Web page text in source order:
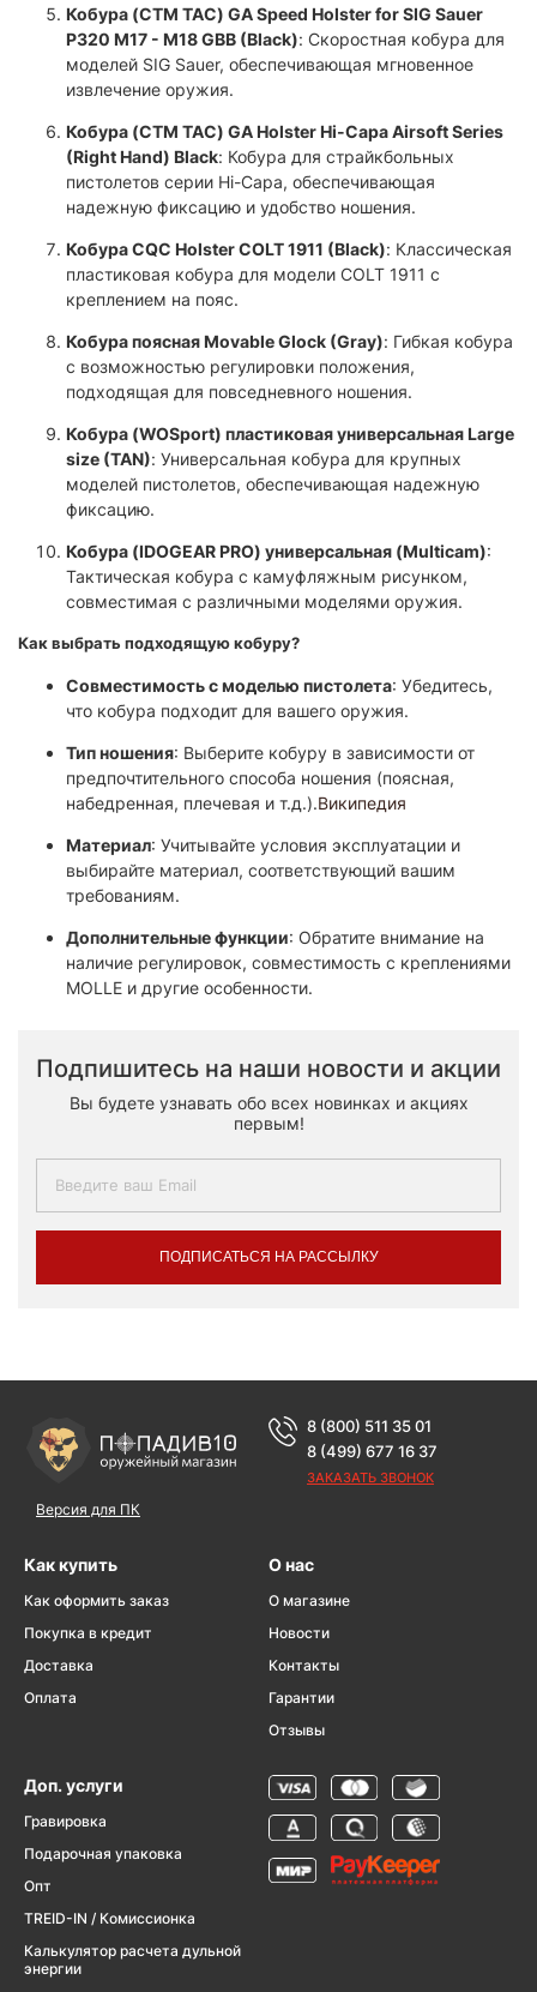
Кобура (CTM TAC) GA Speed Holster for SIG Sauer
P320 M17 - M18 GBB (Black): Скоростная кобура для
моделей SIG Sauer, обеспечивающая мгновенное
извлечение оружия.
Кобура (CTM TAC) GA Holster Hi-Capa Airsoft Series
(Right Hand) Black: Кобура для страйкбольных
пистолетов серии Hi-Capa, обеспечивающая
надежную фиксацию и удобство ношения.
Кобура CQC Holster COLT 1911 (Black): Классическая
пластиковая кобура для модели COLT 1911 с
креплением на пояс.
Кобура поясная Movable Glock (Gray): Гибкая кобура
с возможностью регулировки положения,
подходящая для повседневного ношения.
Кобура (WOSport) пластиковая универсальная Large
size (TAN): Универсальная кобура для крупных
моделей пистолетов, обеспечивающая надежную
фиксацию.
Кобура (IDOGEAR PRO) универсальная (Multicam):
Тактическая кобура с камуфляжным рисунком,
совместимая с различными моделями оружия.
Как выбрать подходящую кобуру?
Совместимость с моделью пистолета: Убедитесь,
что кобура подходит для вашего оружия.
Тип ношения: Выберите кобуру в зависимости от
предпочтительного способа ношения (поясная,
набедренная, плечeвая и т.д.).Википедия
Материал: Учитывайте условия эксплуатации и
выбирайте материал, соответствующий вашим
требованиям.
Дополнительные функции: Обратите внимание на
наличие регулировок, совместимость с креплениями
MOLLE и другие особенности.
Подпишитесь на наши новости и акции
Вы будете узнавать обо всех новинках и акциях
первым!
ПОДПИСАТЬСЯ НА РАССЫЛКУ
Версия для ПК
8 (800) 511 35 01
8 (499) 677 16 37
ЗАКАЗАТЬ ЗВОНОК
Как купить
Как оформить заказ
Покупка в кредит
Доставка
Оплата
О нас
О магазине
Новости
Контакты
Гарантии
Отзывы
Доп. услуги
Гравировка
Подарочная упаковка
Опт
TREID-IN / Комиссионка
Калькулятор расчета дульной
энергии